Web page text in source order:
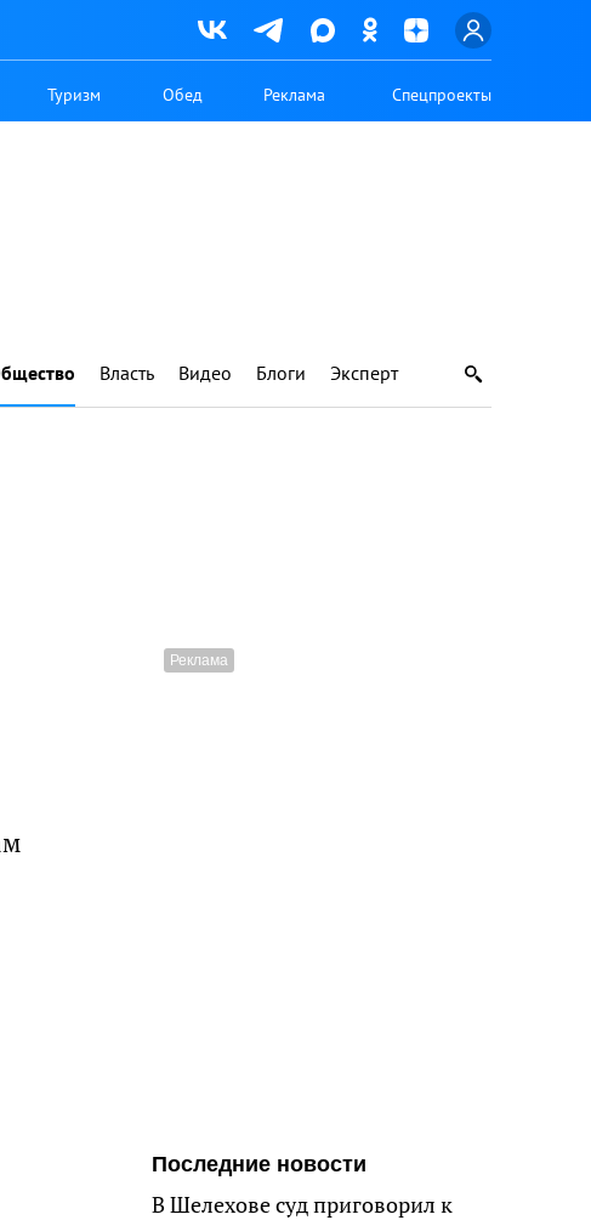
Туризм Обед Реклама Спецпроекты
Власть Видео Блоги Эксперт
Последние новости
В Шелехове суд приговорил к